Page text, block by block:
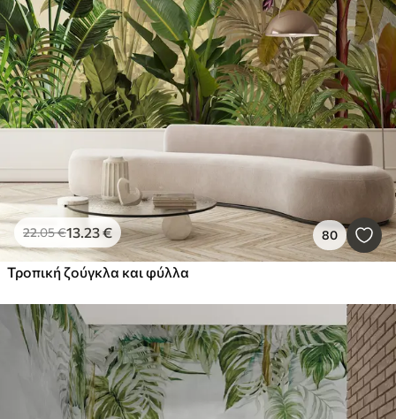
22.05€13.23€ 80
Τροπική ζούγκλα και φύλλα